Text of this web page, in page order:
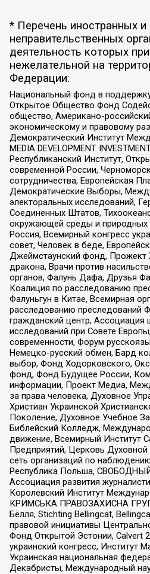
* Перечень иностранных
неправительственных
деятельность которых
нежелательной на
Федерации:
Национальный фонд в
Открытое Общество Фонд
общество, Американо-
экономическому и правовому
Демократический Институт
MEDIA DEVELOPMENT
Республиканский Институт,
современной России,
сотрудничества, Европейская
Демократические Выборы,
электоральных исследований,
Соединенных Штатов,
окружающей среды и природных
Россия, Всемирный конгресс
совет, Человек в беде,
Джеймстаунский фонд, Прожект
дракона, Врачи против
органов, Фалунь Дафа, Друзья
Коалиция по расследованию
Фалуньгун в Китае, Всемирная
расследованию преследований
гражданский центр, Ассоциация
исследований при Совете
современности, Форум
Немецко-русский обмен, Бард
выбор, Фонд Ходорковского,
фонд, Фонд Будущее России,
информации, Проект Медиа,
за права человека, Духовное
Христиан Украинской
Поколение, Духовное Учебное
Библейский Колледж,
движение, Всемирный Институт
Предприятий, Церковь Духовной
сеть организаций по
Республика Польша,
Ассоциация развития
Королевский Институт
КРИМСЬКА ПРАВОЗАХИСНА
Бёлля, Stichting Bellingcat,
правовой инициативы
Фонд Открытой Эстонии, Calvert
украинский конгресс, Институт
Украинская национальная
Декабристы, Международный